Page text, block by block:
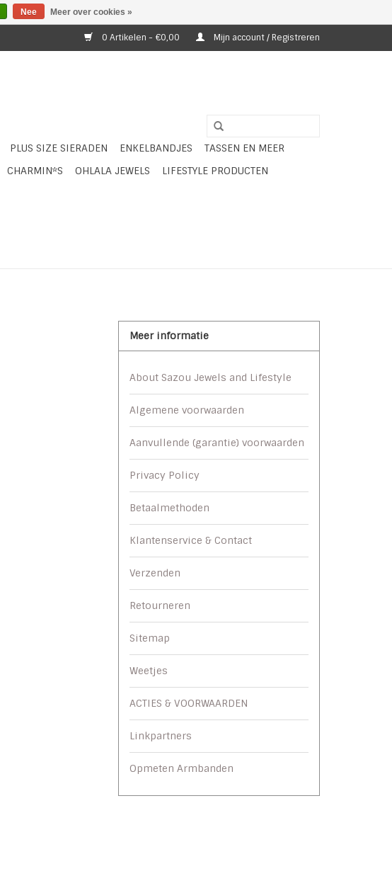
0 Artikelen - €0,00 Mijn account / Registreren
PLUS SIZE SIERADEN ENKELBANDJES
TASSEN EN MEER
CHARMIN*S OHLALA JEWELS
LIFESTYLE PRODUCTEN
Meer informatie
About Sazou Jewels and Lifestyle
Algemene voorwaarden
Aanvullende (garantie) voorwaarden
Privacy Policy
Betaalmethoden
Klantenservice & Contact
Verzenden
Retourneren
Sitemap
Weetjes
ACTIES & VOORWAARDEN
Linkpartners
Opmeten Armbanden
Nee Meer over cookies »